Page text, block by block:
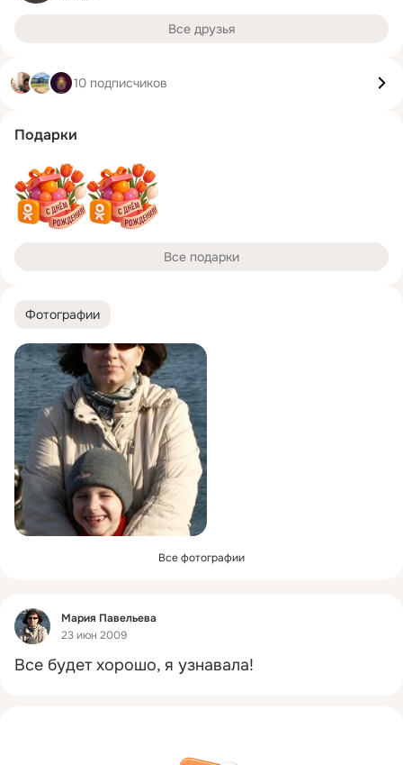
Фотографии
Все фотографии
Фид
Мария Павельева
23 июн 2009
Все будет хорошо, я узнавала!
Все друзья
10 подписчиков
Подарки
Все подарки